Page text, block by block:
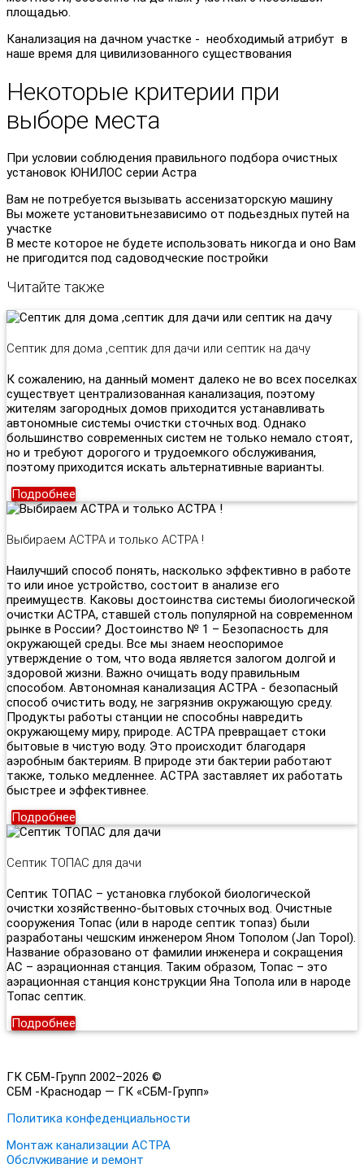
площадью.
Канализация на дачном участке - необходимый атрибут в
наше время для цивилизованного существования
Некоторые критерии при
выборе места
При условии соблюдения правильного подбора очистных
установок ЮНИЛОС серии Астра
Вам не потребуется вызывать ассенизаторскую машину
Вы можете установитьнезависимо от подьездных путей на
участке
В месте которое не будете использовать никогда и оно Вам
не пригодится под садоводческие постройки
Читайте также
Септик для дома ,септик для дачи или септик на дачу
К сожалению, на данный момент далеко не во всех поселках
существует централизованная канализация, поэтому
жителям загородных домов приходится устанавливать
автономные системы очистки сточных вод. Однако
большинство современных систем не только немало стоят,
но и требуют дорогого и трудоемкого обслуживания,
поэтому приходится искать альтернативные варианты.
Подробнее
Выбираем АСТРА и только АСТРА !
Наилучший способ понять, насколько эффективно в работе
то или иное устройство, состоит в анализе его
преимуществ. Каковы достоинства системы биологической
очистки АСТРА, ставшей столь популярной на современном
рынке в России? Достоинство № 1 – Безопасность для
окружающей среды. Все мы знаем неоспоримое
утверждение о том, что вода является залогом долгой и
здоровой жизни. Важно очищать воду правильным
способом. Автономная канализация АСТРА - безопасный
способ очистить воду, не загрязнив окружающую среду.
Продукты работы станции не способны навредить
окружающему миру, природе. АСТРА превращает стоки
бытовые в чистую воду. Это происходит благодаря
аэробным бактериям. В природе эти бактерии работают
также, только медленнее. АСТРА заставляет их работать
быстрее и эффективнее.
Подробнее
Септик ТОПАС для дачи
Септик ТОПАС – установка глубокой биологической
очистки хозяйственно-бытовых сточных вод. Очистные
сооружения Топас (или в народе септик топаз) были
разработаны чешским инженером Яном Тополом (Jan Topol).
Название образовано от фамилии инженера и сокращения
АС – аэрационная станция. Таким образом, Топас – это
аэрационная станция конструкции Яна Топола или в народе
Топас септик.
Подробнее
ГК СБМ-Групп 2002–2026 ©
СБМ -Краснодар — ГК «СБМ-Групп»
Политика конфеденциальности
Монтаж канализации АСТРА
Обслуживание и ремонт